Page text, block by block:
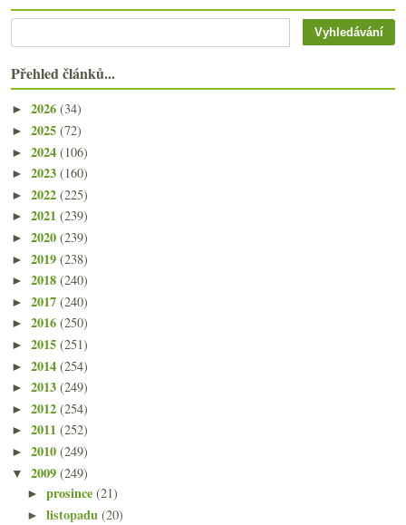
Přehled článků...
► 2026 (34)
► 2025 (72)
► 2024 (106)
► 2023 (160)
► 2022 (225)
► 2021 (239)
► 2020 (239)
► 2019 (238)
► 2018 (240)
► 2017 (240)
► 2016 (250)
► 2015 (251)
► 2014 (254)
► 2013 (249)
► 2012 (254)
► 2011 (252)
► 2010 (249)
▼ 2009 (249)
►prosince(21)
►listopadu(20)